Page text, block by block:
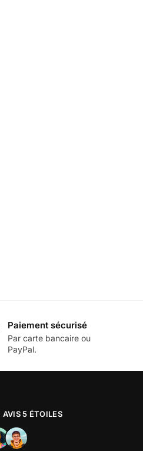
Paiement sécurisé
Par carte bancaire ou
PayPal.
5 ÉTOILES